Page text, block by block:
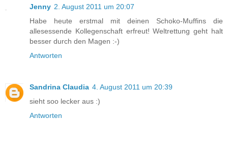
Jenny 2. August 2011 um 20:07
Habe heute erstmal mit deinen Schoko-Muffins die
allesessende Kollegenschaft erfreut! Weltrettung geht halt
besser durch den Magen :-)
Antworten
Sandrina Claudia 4. August 2011 um 20:39
sieht soo lecker aus :)
Antworten